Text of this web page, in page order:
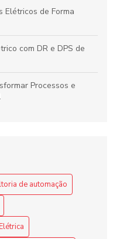
Elétricos de Forma
com DR e DPS de
Processos e
para otimizar processos
Revolucionar Seu
Industriais Revoluciona
de automação